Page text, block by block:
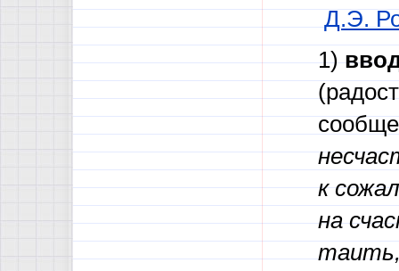
Д.Э.
1)
к
на
таить,